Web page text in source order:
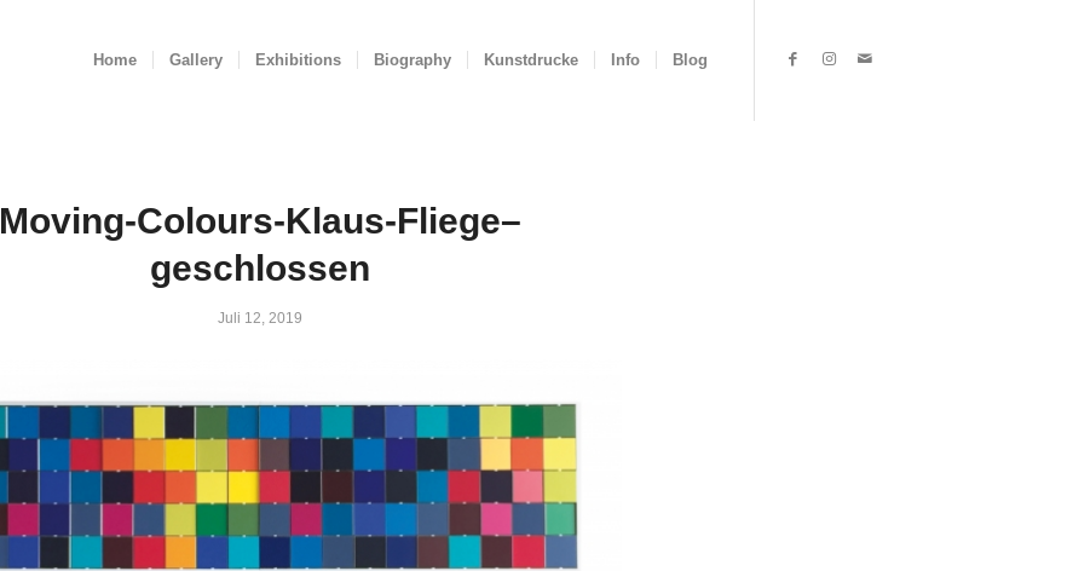
Home Gallery Exhibitions Biography Kunstdrucke Info Blog
Moving-Colours-Klaus-Fliege–
geschlossen
Juli 12, 2019